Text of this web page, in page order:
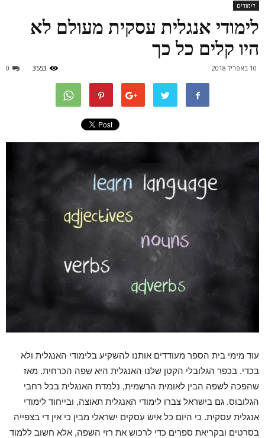
לימודים
לימודי אנגלית עסקית מעולם לא
היו קלים כל כך
10 באפריל 2018 0 3553
עוד מימי בית הספר מעודדים אותנו להשקיע בלימודי האנגלית ולא
בכדי. בכפר הגלובלי הקטן שלנו האנגלית היא שפה הכרחית. מאז
שהפכה לשפה הבין לאומית הרשמית, נלמדת האנגלית בכל רחבי
הגלובוס. גם בישראל צברו לימודי האנגלית תאוצה, ובייחוד לימודי
אנגלית עסקית. כי היום כל איש עסקים ישראלי מבין כי אין די בצפייה
בסרטים ובקריאת ספרים כדי לרכוש את רזי השפה, אלא חשוב ללמוד